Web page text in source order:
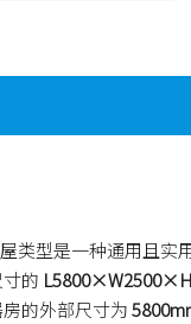
类型是一种通用且实
的
的外部尺寸为